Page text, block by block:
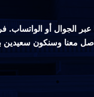
الجوال أو
معنا وسنكون